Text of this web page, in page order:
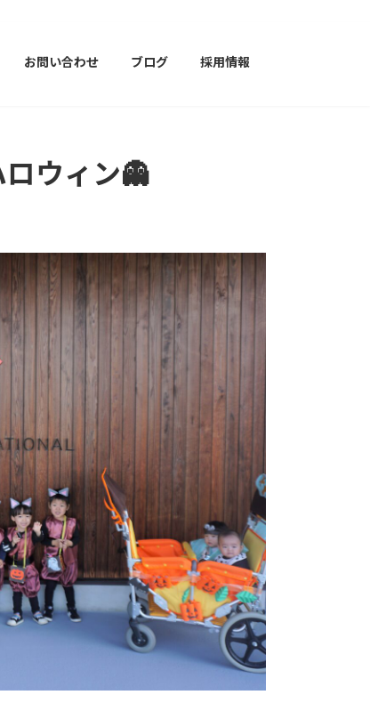
お問い合わせ ブログ 採用情報
ウィン👻